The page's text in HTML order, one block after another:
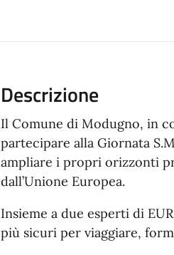
Descrizione
Il Comune di Modugno, in
partecipare alla Giornata
ampliare i propri orizzonti
dall’Unione Europea.
Insieme a due esperti di
più sicuri per viaggiare,